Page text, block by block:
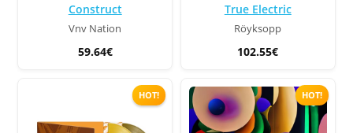
Construct
Vnv Nation
59.64€
True Electric
Röyksopp
102.55€
HOT! HOT!